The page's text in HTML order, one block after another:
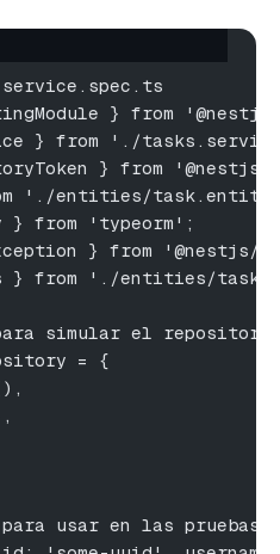
} from
} from './
} from '@nestjs/
'./entities/
} from 'typeorm';
} from '@nestjs/
} from './entities/
simular el repositorio
= {
usar en las pruebas